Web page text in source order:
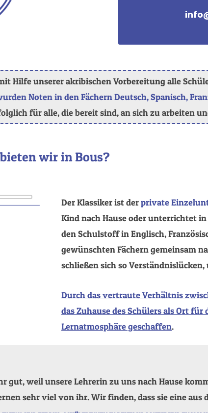
Hilfe unserer akribischen Vorbereitung alle
Noten in den Fächern Deutsch, Spanisch,
für alle, die bereit sind, an sich zu arbeiten
wir in Bous?
Der Klassiker ist derprivate
Kind nach Hause oder unterrichtet
den Schulstoff in Englisch,
gewünschten Fächern gemeinsam
schließen sich so
Durch das vertraute Verhältnis
das Zuhause des Schülers als Ort
Lernatmosphäre geschaffen.
gut, weil unsere Lehrerin zu uns nach Hause
sehr viel von ihr. Wir finden, dass sie eine aus